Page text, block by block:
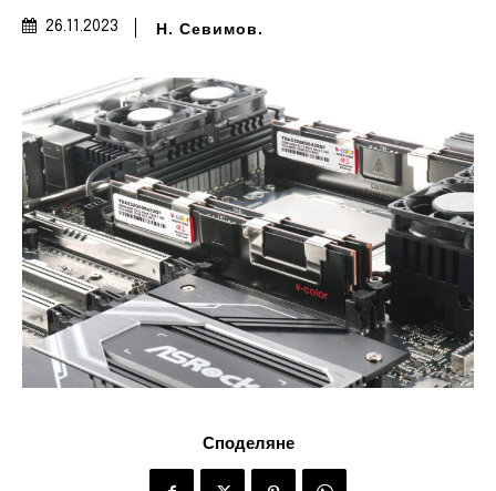
26.11.2023 Н. Севимов.
Споделяне